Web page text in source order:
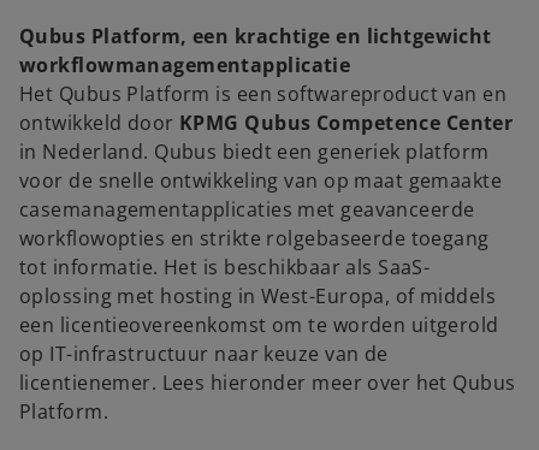
e
o
e
n
s
i
n
a
n
e
w
t
a
b
Qubus Platform, een krachtige en lichtgewicht
workflowmanagementapplicatie
Het Qubus Platform is een softwareproduct van en
ontwikkeld door KPMG Qubus Competence Center
in Nederland. Qubus biedt een generiek platform
voor de snelle ontwikkeling van op maat gemaakte
casemanagementapplicaties met geavanceerde
workflowopties en strikte rolgebaseerde toegang
tot informatie. Het is beschikbaar als SaaS-
oplossing met hosting in West-Europa, of middels
een licentieovereenkomst om te worden uitgerold
op IT-infrastructuur naar keuze van de
licentienemer. Lees hieronder meer over het Qubus
Platform.